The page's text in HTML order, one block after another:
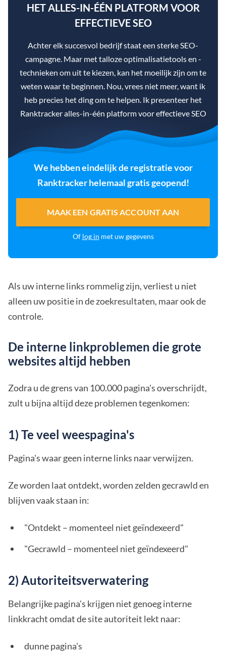
HET ALLES-IN-ÉÉN PLATFORM VOOR
EFFECTIEVE SEO
Achter elk succesvol bedrijf staat een sterke SEO-
campagne. Maar met talloze optimalisatietools en -
technieken om uit te kiezen, kan het moeilijk zijn om te
weten waar te beginnen. Nou, vrees niet meer, want ik
heb precies het ding om te helpen. Ik presenteer het
Ranktracker alles-in-één platform voor effectieve SEO
We hebben eindelijk de registratie voor
Ranktracker helemaal gratis geopend!
MAAK EEN GRATIS ACCOUNT AAN
Of log in met uw gegevens
Als uw interne links rommelig zijn, verliest u niet
alleen uw positie in de zoekresultaten, maar ook de
controle.
De interne linkproblemen die grote
websites altijd hebben
Zodra u de grens van 100.000 pagina's overschrijdt,
zult u bijna altijd deze problemen tegenkomen:
1) Te veel weespagina's
Pagina's waar geen interne links naar verwijzen.
Ze worden laat ontdekt, worden zelden gecrawld en
blijven vaak staan in:
"Ontdekt – momenteel niet geïndexeerd"
"Gecrawld – momenteel niet geïndexeerd"
2) Autoriteitsverwatering
Belangrijke pagina's krijgen niet genoeg interne
linkkracht omdat de site autoriteit lekt naar:
dunne pagina's